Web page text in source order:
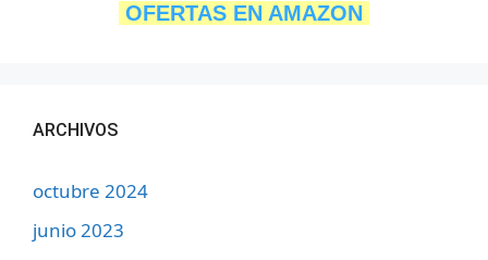
OFERTAS EN AMAZON
ARCHIVOS
octubre 2024
junio 2023